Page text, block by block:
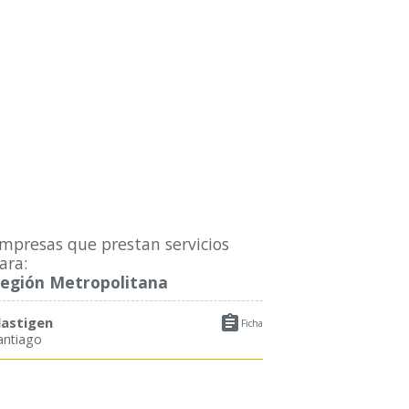
que prestan servicios
Metropolitana
 Ficha